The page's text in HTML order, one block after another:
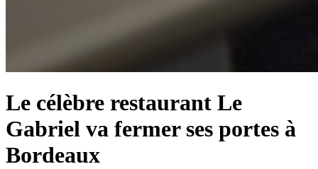
Le célèbre restaurant Le
Gabriel va fermer ses portes à
Bordeaux